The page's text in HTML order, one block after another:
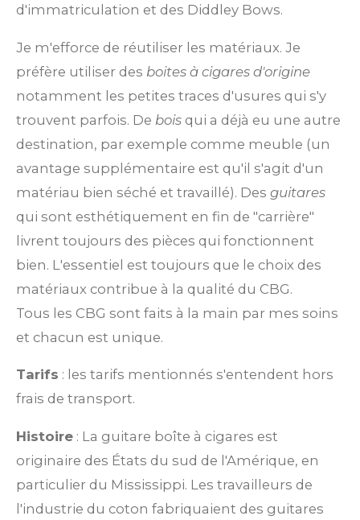
d'immatriculation et des Diddley Bows.
Je m'efforce de réutiliser les matériaux. Je
préfère utiliser des boites à cigares d'origine
notamment les petites traces d'usures qui s'y
trouvent parfois. De bois qui a déjà eu une autre
destination, par exemple comme meuble (un
avantage supplémentaire est qu'il s'agit d'un
matériau bien séché et travaillé). Des guitares
qui sont esthétiquement en fin de "carrière"
livrent toujours des pièces qui fonctionnent
bien. L'essentiel est toujours que le choix des
matériaux contribue à la qualité du CBG.
Tous les CBG sont faits à la main par mes soins
et chacun est unique.
Tarifs : les tarifs mentionnés s'entendent hors
frais de transport.
Histoire : La guitare boîte à cigares est
originaire des États du sud de l'Amérique, en
particulier du Mississippi. Les travailleurs de
l'industrie du coton fabriquaient des guitares